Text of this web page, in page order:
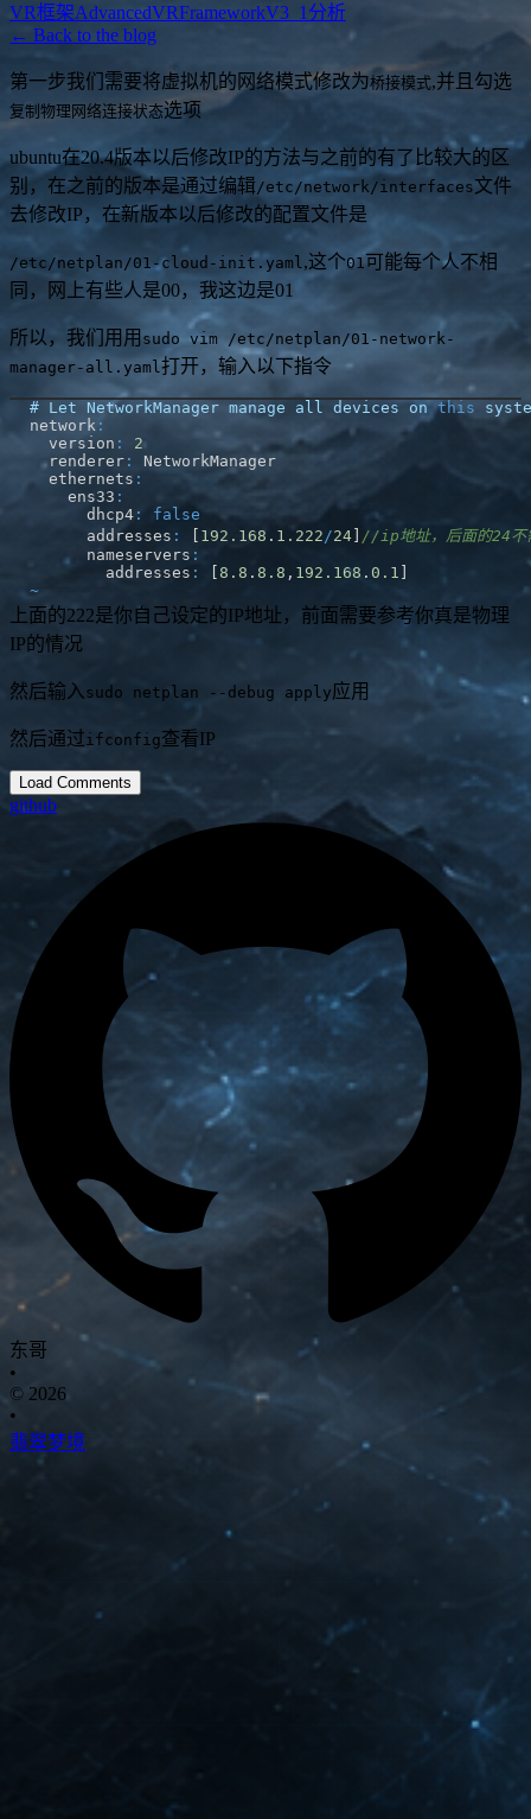
VR框架AdvancedVRFrameworkV3_1分析
← Back to the blog
第一步我们需要将虚拟机的网络模式修改为桥接模式,并且勾选
复制物理网络连接状态选项
ubuntu在20.4版本以后修改IP的方法与之前的有了比较大的区
别，在之前的版本是通过编辑/etc/network/interfaces文件
去修改IP，在新版本以后修改的配置文件是
/etc/netplan/01-cloud-init.yaml ,这个01可能每个人不相
同，网上有些人是00，我这边是01
所以，我们用用 sudo vim /etc/netplan/01-network-
manager-all.yaml 打开，输入以下指令
# Let NetworkManager manage all devices on this
network :
  version
:
2
  renderer
:
  ethernets
:
    ens33
:
      dhcp4
:
false
      addresses
: [ 192.168 . 1.222 /24] //ip地址，后面的24不
      nameservers
:
        addresses
: [ 8.8 . 8.8 , 192.168 . 0.1 ]
~
上面的222是你自己设定的IP地址，前面需要参考你真是物理
IP的情况
然后输入 sudo netplan --debug apply应用
然后通过 ifconfig查看IP
Load Comments
github
东哥
•
© 2026
•
翡翠梦境